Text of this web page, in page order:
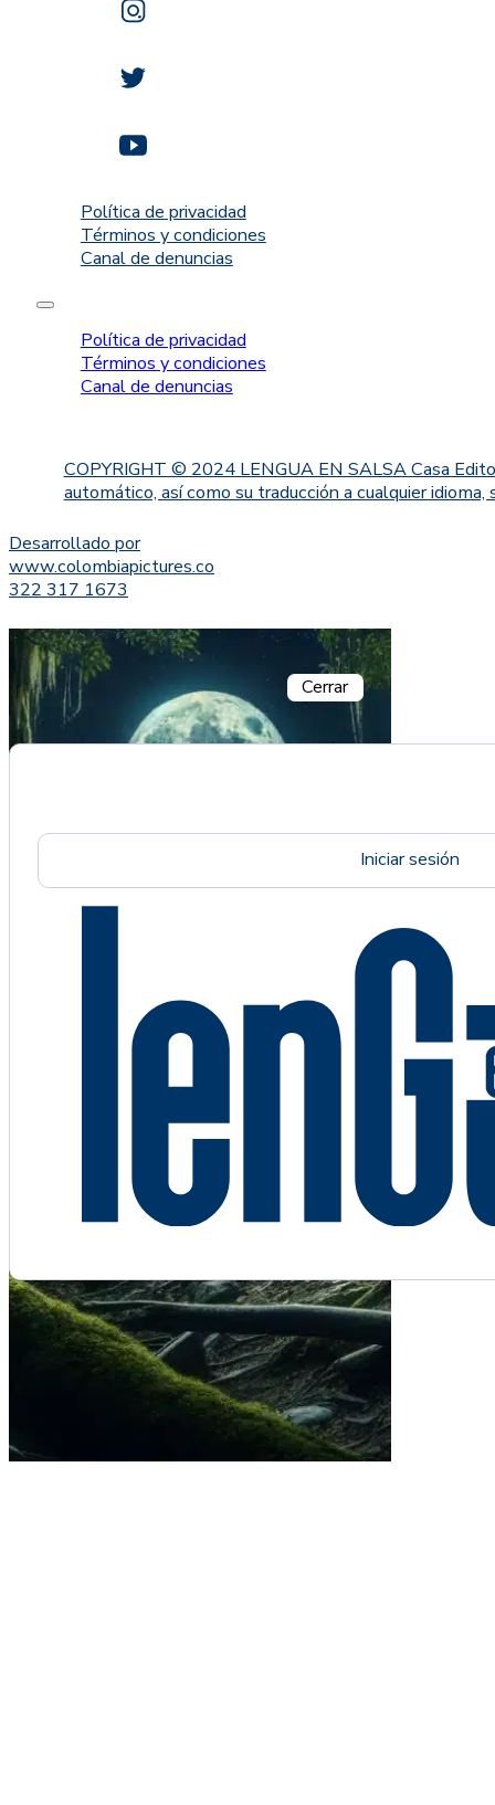
Política de privacidad
Términos y condiciones
Canal de denuncias
Política de privacidad
Términos y condiciones
Canal de denuncias
COPYRIGHT © 2024 LENGUA EN SALSA Casa
automático, así como su traducción a cualquier
Desarrollado por
www.colombiapictures.co
322 317 1673
Cerrar
Iniciar sesión